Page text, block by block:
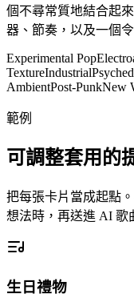
個不尋常質地結合起
器、節奏，以及一個
Experimental Pop
TextureIndustrial
AmbientPost-PunkNew
範例
可調整套用的
把每張卡片當成起點
想法時，再送進 AI 歌
生日禮物